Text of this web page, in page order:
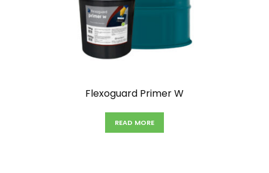
Flexoguard Primer W
READ MORE